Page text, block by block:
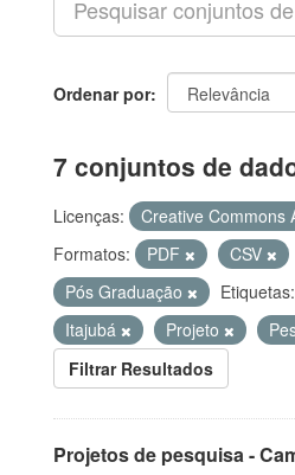
Ordenar por
7 conjuntos de
Licenças:
Creative Commons
Formatos:
PDF CSV
Pós Graduação
Etiquetas:
Itajubá
Projeto
Filtrar Resultados
Projetos de pesquisa -